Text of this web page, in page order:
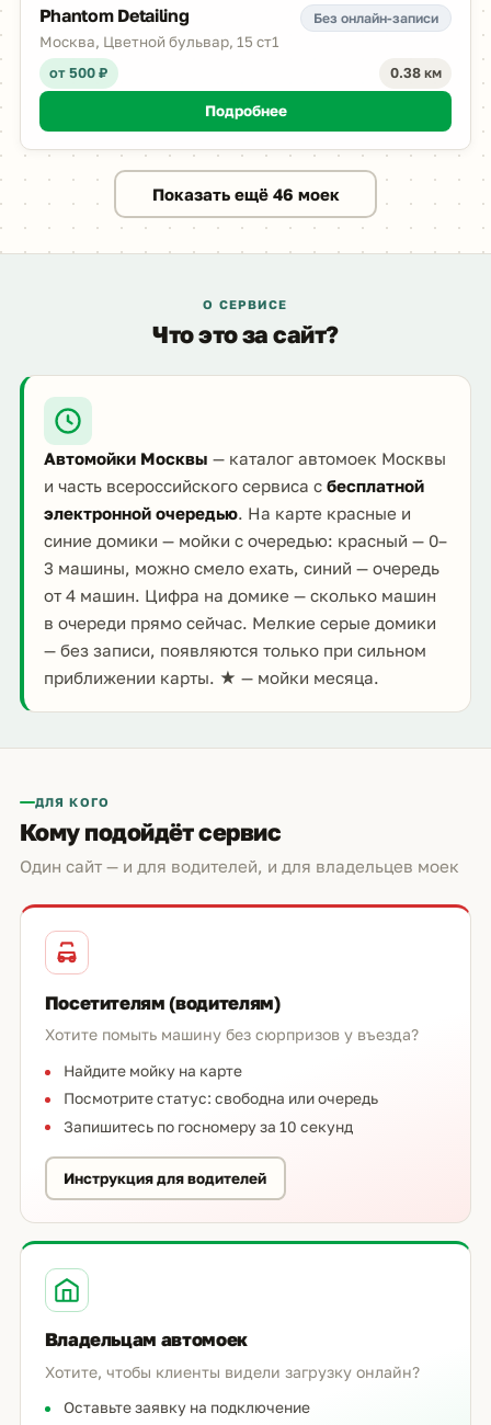
Phantom Detailing Без онлайн-записи
Москва, Цветной бульвар, 15 ст1
от 500 ₽
0.38 км
Подробнее
Показать ещё 46 моек
О СЕРВИСЕ
Что это за сайт?
Автомойки Москвы — каталог автомоек Москвы
и часть всероссийского сервиса сбесплатной
электронной очередью. На карте красные и
синие домики — мойки с очередью: красный — 0–
3 машины, можно смело ехать, синий — очередь
от 4 машин. Цифра на домике — сколько машин
в очереди прямо сейчас. Мелкие серые домики
— без записи, появляются только при сильном
приближении карты. ★ — мойки месяца.
ДЛЯ КОГО
Кому подойдёт сервис
Один сайт — и для водителей, и для владельцев моек
Посетителям (водителям)
Хотите помыть машину без сюрпризов у въезда?
Найдите мойку на карте
Посмотрите статус: свободна или очередь
Запишитесь по госномеру за 10 секунд
Инструкция для водителей
Владельцам автомоек
Хотите, чтобы клиенты видели загрузку онлайн?
Оставьте заявку на подключение